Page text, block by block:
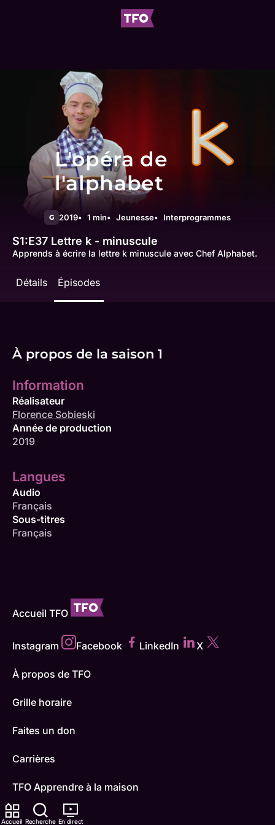
Accueil Recherche En direct
L'opéra de
l'alphabet
G 2019 1 min Jeunesse Interprogrammes
S1:E37 Lettre k - minuscule
Apprends à écrire la lettre k minuscule avec Chef Alphabet.
Détails Épisodes
À propos de la saison 1
Information
Réalisateur
Florence Sobieski
Année de production
2019
Langues
Audio
Français
Sous-titres
Français
Accueil TFO
Instagram Facebook LinkedIn X
À propos de TFO
Grille horaire
Faites un don
Carrières
TFO Apprendre à la maison
Comment nous capter